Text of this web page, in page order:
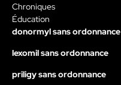
Chroniques
Éducation
donormyl sans ordonnance
lexomil sans ordonnance
priligy sans ordonnance